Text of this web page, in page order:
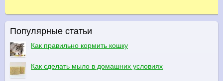
Популярные статьи
Как правильно кормить кошку
Как сделать мыло в домашних условиях